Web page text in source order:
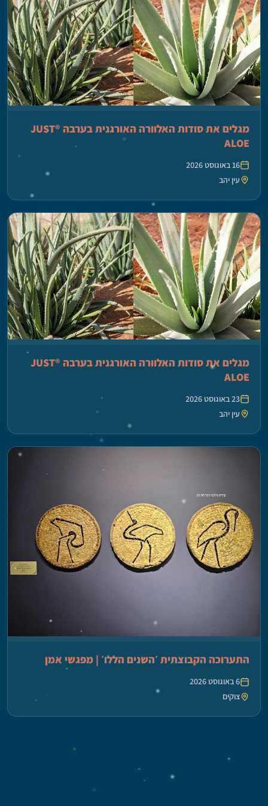
מגלים את סודות האלוורה האורגנית בערבה ®JUST
ALOE
16 באוגוסט 2026
עין יהב
מגלים את סודות האלוורה האורגנית בערבה ®JUST
ALOE
23 באוגוסט 2026
עין יהב
התערוכה הקבוצתית ׳השנים הללו׳ | מפגשי אמן
צוקים